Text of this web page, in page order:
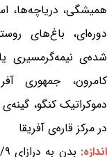
همیشگی، دریاچه‌ها،
دوره‌ای، باغ‌های
شده‌ی نیمه‌گرمسیری
کامرون، جمهوری
دموکراتیک کنگو، گینه‌ی
در مرکز قاره‌ی آفریقا
اندازه: